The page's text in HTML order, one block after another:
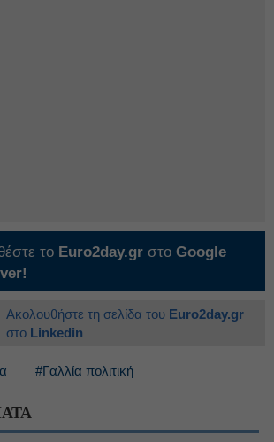
το Euro2day.gr στο Google
Ακολουθήστε τη σελίδα του Euro2day.gr
στο Linkedin
#Γαλλία πολιτική